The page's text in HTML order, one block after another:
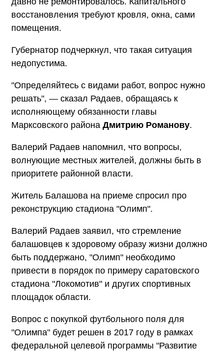
восстановления требуют кровля, окна, сами
помещения.
Губернатор подчеркнул, что такая ситуация
недопустима.
"Определяйтесь с видами работ, вопрос нужно
решать", — сказал Радаев, обращаясь к
исполняющему обязанности главы
Марксовского района Дмитрию Романову.
Валерий Радаев напомнил, что вопросы,
волнующие местных жителей, должны быть в
приоритете районной власти.
Житель Балашова на приеме спросил про
реконструкцию стадиона "Олимп".
Валерий Радаев заявил, что стремление
балашовцев к здоровому образу жизни должно
быть поддержано, "Олимп" необходимо
привести в порядок по примеру саратовского
стадиона "Локомотив" и других спортивных
площадок области.
Вопрос с покупкой футбольного поля для
"Олимпа" будет решен в 2017 году в рамках
федеральной целевой программы "Развитие